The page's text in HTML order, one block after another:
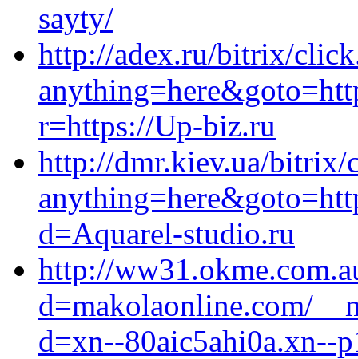
sayty/
http://adex.ru/bitrix/
r=https://Up-biz.ru
http://dmr.kiev.ua/bitrix/
d=Aquarel-studio.ru
http://
d=makolaonline.com/
d=xn--80aic5ahi0a.xn--